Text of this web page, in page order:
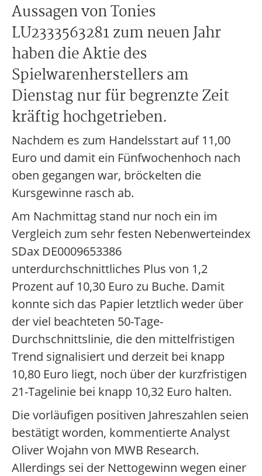
Aussagen von Tonies
LU2333563281 zum neuen Jahr
haben die Aktie des
Spielwarenherstellers am
Dienstag nur für begrenzte Zeit
kräftig hochgetrieben.
Nachdem es zum Handelsstart auf 11,00
Euro und damit ein Fünfwochenhoch nach
oben gegangen war, bröckelten die
Kursgewinne rasch ab.
Am Nachmittag stand nur noch ein im
Vergleich zum sehr festen Nebenwerteindex
SDax DE0009653386
unterdurchschnittliches Plus von 1,2
Prozent auf 10,30 Euro zu Buche. Damit
konnte sich das Papier letztlich weder über
der viel beachteten 50-Tage-
Durchschnittslinie, die den mittelfristigen
Trend signalisiert und derzeit bei knapp
10,80 Euro liegt, noch über der kurzfristigen
21-Tagelinie bei knapp 10,32 Euro halten.
Die vorläufigen positiven Jahreszahlen seien
bestätigt worden, kommentierte Analyst
Oliver Wojahn von MWB Research.
Allerdings sei der Nettogewinn wegen einer